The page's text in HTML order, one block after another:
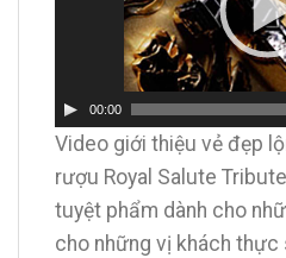
00:00
Video giới thiệu vẻ đẹp
rượu Royal Salute
tuyệt phẩm dành cho
cho những vị khách